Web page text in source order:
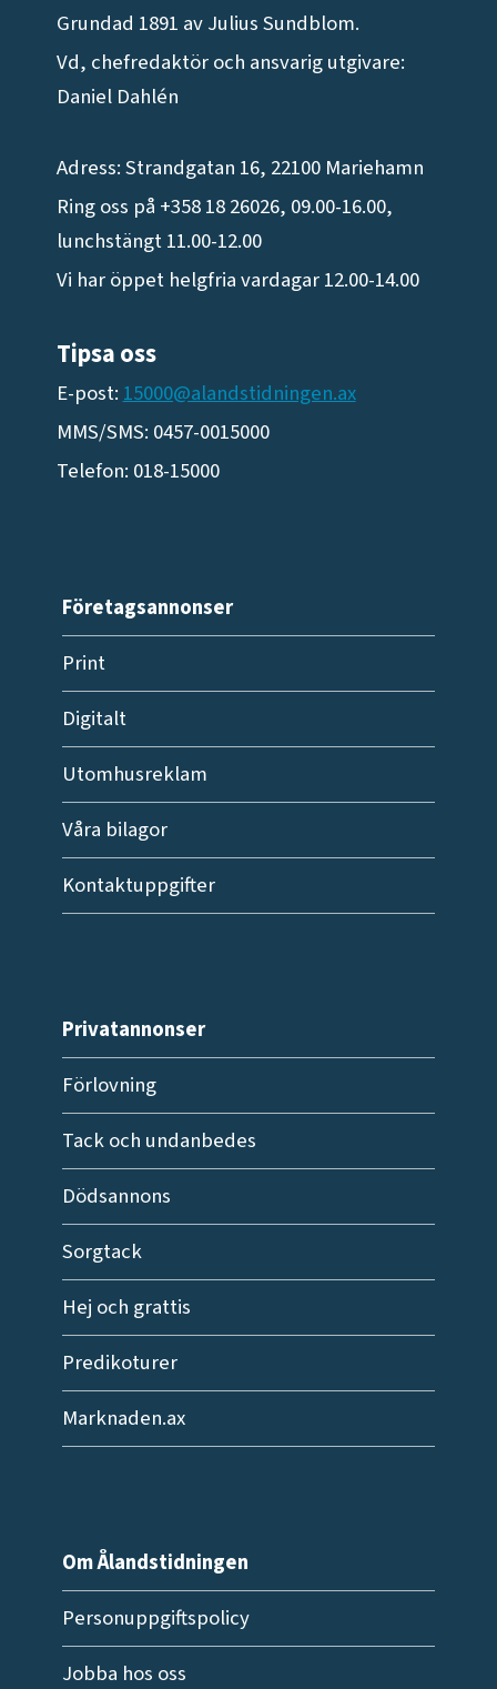
Grundad 1891 av Julius Sundblom.
Vd, chefredaktör och ansvarig utgivare:
Daniel Dahlén
Adress: Strandgatan 16, 22100 Mariehamn
Ring oss på +358 18 26026, 09.00-16.00,
lunchstängt 11.00-12.00
Vi har öppet helgfria vardagar 12.00-14.00
Tipsa oss
E-post:15000@alandstidningen.ax
MMS/SMS: 0457-0015000
Telefon: 018-15000
Företagsannonser
Print
Digitalt
Utomhusreklam
Våra bilagor
Kontaktuppgifter
Privatannonser
Förlovning
Tack och undanbedes
Dödsannons
Sorgtack
Hej och grattis
Predikoturer
Marknaden.ax
Om Ålandstidningen
Personuppgiftspolicy
Jobba hos oss